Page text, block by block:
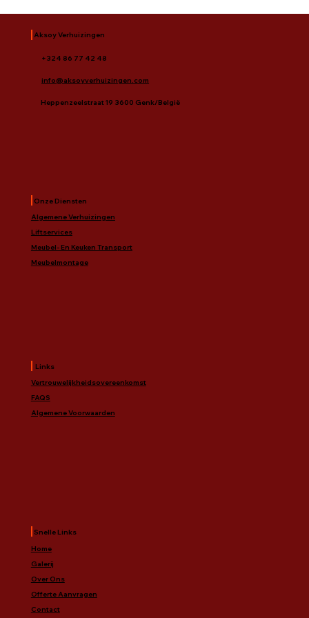
Aksoy Verhuizingen
+324 86 77 42 48
info@aksoyverhuizingen.com
Heppenzeelstraat 19 3600 Genk/België
Onze Diensten
Algemene Verhuizingen
Liftservices
Meubel- En Keuken Transport
Meubelmontage
Links
Vertrouwelijkheidsovereenkomst
FAQS
Algemene Voorwaarden
Snelle Links
Home
Galerij
Over Ons
Offerte Aanvragen
Contact